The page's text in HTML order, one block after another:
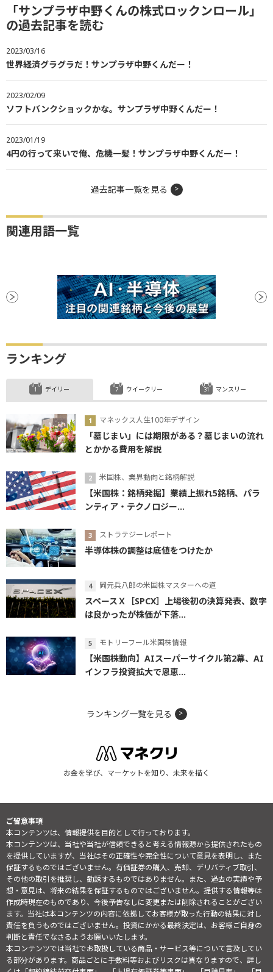
「サンプラザ中野くんの株式ロックンロール」
の過去記事を読む
2023/03/16
世界経済グラグラだ！サンプラザ中野くんだー！
2023/02/09
ソフトバンクショックかな。サンプラザ中野くんだー！
2023/01/19
4円の行って来いで俺、危機一髪！サンプラザ中野くんだー！
過去記事一覧を見る
関連用語一覧
ランキング
デイリー
マネックス人生100年デザイン
「墓じまい」には期限がある？墓じまいの流れ
とかかる費用を解説
米国株、業界動向と銘柄解説
【米国株：銘柄発掘】業績上振れ5銘柄、パラ
ンティア・テクノロジー...
ストラテジーレポート
半導体株の調整は底値をつけたか
岡元兵八郎の米国株マスターへの道
スペースＸ［SPCX］上場後初の決算発表、数字
は良かったが株価が下落...
モトリーフール米国株情報
【米国株動向】AIスーパーサイクル第2幕、AI
インフラ投資拡大で恩恵...
ウイークリー マンスリー
ランキング一覧を見る
お金を学び、マーケットを知り、未来を描く
ご留意事項
本コンテンツは、情報提供を目的として行っております。
本コンテンツは、当社や当社が信頼できると考える情報源から提供されたもの
を提供していますが、当社はその正確性や完全性について意見を表明し、また
保証するものではございません。有価証券の購入、売却、デリバティブ取引、
その他の取引を推奨し、勧誘するものではありません。また、過去の実績や予
想・意見は、将来の結果を保証するものではございません。提供する情報等は
作成時現在のものであり、今後予告なしに変更または削除されることがござい
ます。当社は本コンテンツの内容に依拠してお客様が取った行動の結果に対し
責任を負うものではございません。投資にかかる最終決定は、お客様ご自身の
判断と責任でなさるようお願いいたします。
本コンテンツでは当社でお取扱している商品・サービス等について言及してい
る部分があります。商品ごとに手数料等およびリスクは異なりますので、詳し